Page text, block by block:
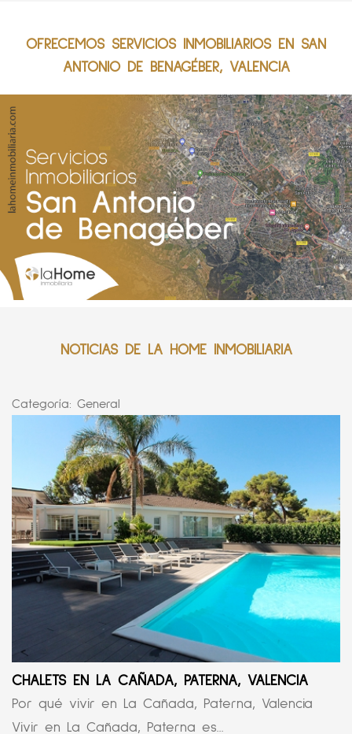
OFRECEMOS SERVICIOS INMOBILIARIOS EN SAN
ANTONIO DE BENAGÉBER, VALENCIA
NOTICIAS DE LA HOME INMOBILIARIA
Categoría: General
CHALETS EN LA CAÑADA, PATERNA, VALENCIA
Por qué vivir en La Cañada, Paterna, Valencia
Vivir en La Cañada, Paterna es...